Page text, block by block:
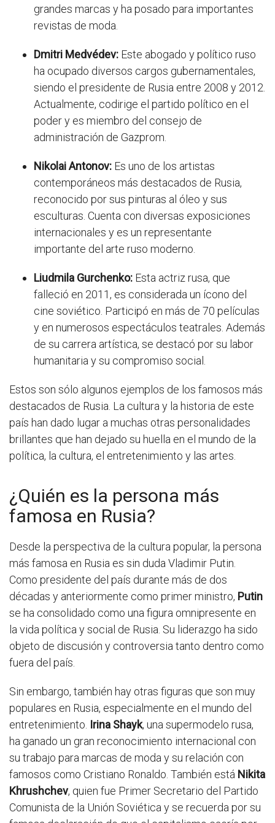
grandes marcas y ha posado para importantes
revistas de moda.
Dmitri Medvédev: Este abogado y político ruso
ha ocupado diversos cargos gubernamentales,
siendo el presidente de Rusia entre 2008 y 2012.
Actualmente, codirige el partido político en el
poder y es miembro del consejo de
administración de Gazprom.
Nikolai Antonov: Es uno de los artistas
contemporáneos más destacados de Rusia,
reconocido por sus pinturas al óleo y sus
esculturas. Cuenta con diversas exposiciones
internacionales y es un representante
importante del arte ruso moderno.
Liudmila Gurchenko: Esta actriz rusa, que
falleció en 2011, es considerada un ícono del
cine soviético. Participó en más de 70 películas
y en numerosos espectáculos teatrales. Además
de su carrera artística, se destacó por su labor
humanitaria y su compromiso social.
Estos son sólo algunos ejemplos de los famosos más
destacados de Rusia. La cultura y la historia de este
país han dado lugar a muchas otras personalidades
brillantes que han dejado su huella en el mundo de la
política, la cultura, el entretenimiento y las artes.
¿Quién es la persona más
famosa en Rusia?
Desde la perspectiva de la cultura popular, la persona
más famosa en Rusia es sin duda Vladimir Putin.
Como presidente del país durante más de dos
décadas y anteriormente como primer ministro, Putin
se ha consolidado como una figura omnipresente en
la vida política y social de Rusia. Su liderazgo ha sido
objeto de discusión y controversia tanto dentro como
fuera del país.
Sin embargo, también hay otras figuras que son muy
populares en Rusia, especialmente en el mundo del
entretenimiento. Irina Shayk, una supermodelo rusa,
ha ganado un gran reconocimiento internacional con
su trabajo para marcas de moda y su relación con
famosos como Cristiano Ronaldo. También está Nikita
Khrushchev, quien fue Primer Secretario del Partido
Comunista de la Unión Soviética y se recuerda por su